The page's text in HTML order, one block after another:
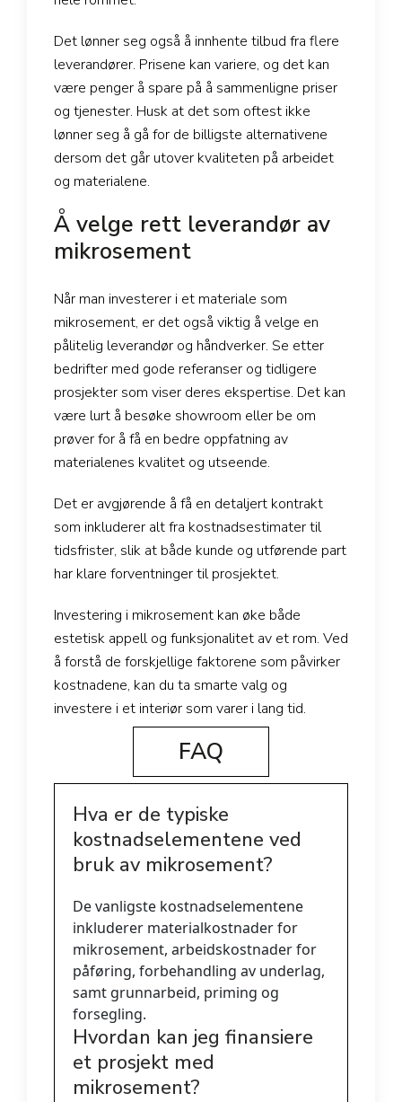
Det lønner seg også å innhente tilbud fra flere
leverandører. Prisene kan variere, og det kan
være penger å spare på å sammenligne priser
og tjenester. Husk at det som oftest ikke
lønner seg å gå for de billigste alternativene
dersom det går utover kvaliteten på arbeidet
og materialene.
Å velge rett leverandør av
mikrosement
Når man investerer i et materiale som
mikrosement, er det også viktig å velge en
pålitelig leverandør og håndverker. Se etter
bedrifter med gode referanser og tidligere
prosjekter som viser deres ekspertise. Det kan
være lurt å besøke showroom eller be om
prøver for å få en bedre oppfatning av
materialenes kvalitet og utseende.
Det er avgjørende å få en detaljert kontrakt
som inkluderer alt fra kostnadsestimater til
tidsfrister, slik at både kunde og utførende part
har klare forventninger til prosjektet.
Investering i mikrosement kan øke både
estetisk appell og funksjonalitet av et rom. Ved
å forstå de forskjellige faktorene som påvirker
kostnadene, kan du ta smarte valg og
investere i et interiør som varer i lang tid.
FAQ
Hva er de typiske
kostnadselementene ved
bruk av mikrosement?
De vanligste kostnadselementene
inkluderer materialkostnader for
mikrosement, arbeidskostnader for
påføring, forbehandling av underlag,
samt grunnarbeid, priming og
forsegling.
Hvordan kan jeg finansiere
et prosjekt med
mikrosement?